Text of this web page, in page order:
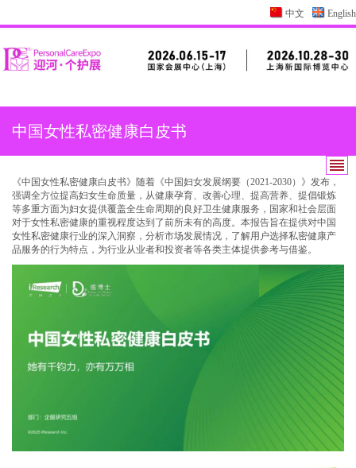
中文 English
中国女性私密健康白皮书
《中国女性私密健康白皮书》随着《中国妇女发展纲要（2021-2030）》发布，
强调全方位提高妇女生命质量，从健康孕育、改善心理、提高营养、提倡锻炼
等多重方面为妇女提供覆盖全生命周期的良好卫生健康服务，国家和社会层面
对于女性私密健康的重视程度达到了前所未有的高度。本报告旨在提供对中国
女性私密健康行业的深入洞察，分析市场发展情况，了解用户选择私密健康产
品服务的行为特点，为行业从业者和投资者等各类主体提供参考与借鉴。